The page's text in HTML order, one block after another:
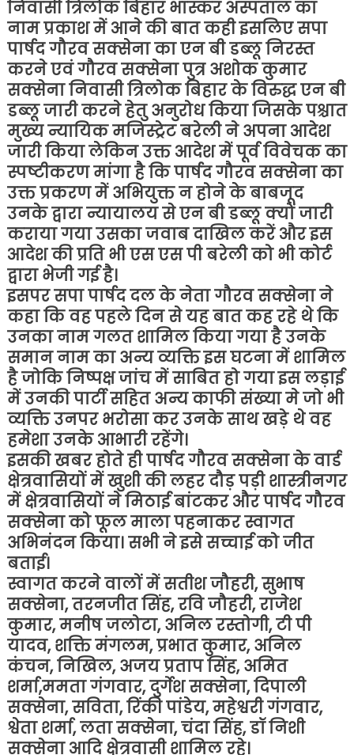
निवासी त्रिलोक बिहार भास्कर अस्पताल का
नाम प्रकाश में आने की बात कही इसलिए सपा
पार्षद गौरव सक्सेना का एन बी डब्लू निरस्त
करने एवं गौरव सक्सेना पुत्र अशोक कुमार
सक्सेना निवासी त्रिलोक बिहार के विरुद्ध एन बी
डब्लू जारी करने हेतु अनुरोध किया जिसके पश्चात
मुख्य न्यायिक मजिस्ट्रेट बरेली ने अपना आदेश
जारी किया लेकिन उक्त आदेश में पूर्व विवेचक का
स्पष्टीकरण मांगा है कि पार्षद गौरव सक्सेना का
उक्त प्रकरण में अभियुक्त न होने के बाबजूद
उनके द्वारा न्यायालय से एन बी डब्लू क्यों जारी
कराया गया उसका जवाब दाखिल करें और इस
आदेश की प्रति भी एस एस पी बरेली को भी कोर्ट
द्वारा भेजी गई है।
इसपर सपा पार्षद दल के नेता गौरव सक्सेना ने
कहा कि वह पहले दिन से यह बात कह रहे थे कि
उनका नाम गलत शामिल किया गया है उनके
समान नाम का अन्य व्यक्ति इस घटना में शामिल
है जोकि निष्पक्ष जांच में साबित हो गया इस लड़ाई
में उनकी पार्टी सहित अन्य काफी संख्या मे जो भी
व्यक्ति उनपर भरोसा कर उनके साथ खड़े थे वह
हमेशा उनके आभारी रहेंगे।
इसकी खबर होते ही पार्षद गौरव सक्सेना के वार्ड
क्षेत्रवासियों में खुशी की लहर दौड़ पड़ी शास्त्रीनगर
में क्षेत्रवासियों ने मिठाई बांटकर और पार्षद गौरव
सक्सेना को फूल माला पहनाकर स्वागत
अभिनंदन किया। सभी ने इसे सच्चाई को जीत
बताई।
स्वागत करने वालों में सतीश जौहरी, सुभाष
सक्सेना, तरनजीत सिंह, रवि जौहरी, राजेश
कुमार, मनीष जलोटा, अनिल रस्तोगी, टी पी
यादव, शक्ति मंगलम, प्रभात कुमार, अनिल
कंचन, निखिल, अजय प्रताप सिंह, अमित
शर्मा,ममता गंगवार, दुर्गेश सक्सेना, दिपाली
सक्सेना, सविता, रिंकी पांडेय, महेश्वरी गंगवार,
श्वेता शर्मा, लता सक्सेना, चंदा सिंह, डॉ निशी
सक्सेना आदि क्षेत्रवासी शामिल रहे।